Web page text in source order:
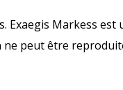
Exaegis Markess est
ne peut être